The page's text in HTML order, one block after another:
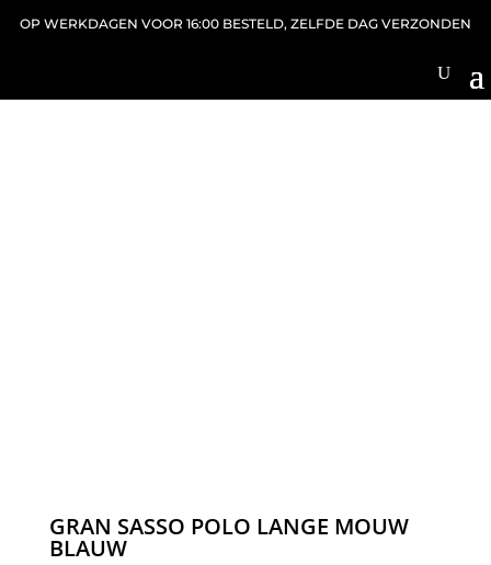
OP WERKDAGEN VOOR 16:00 BESTELD, ZELFDE DAG VERZONDEN
GRAN SASSO POLO LANGE MOUW
BLAUW